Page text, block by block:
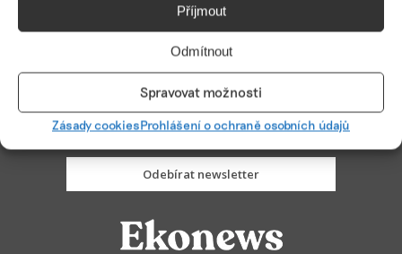
Příjmout
Odmítnout
Spravovat možnosti
Zásady cookiesProhlášení o ochraně osobních údajů
Odebírat newsletter